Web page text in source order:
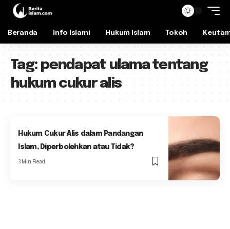
Beranda Info Islami Hukum Islam Tokoh
Tag: pendapat ulama tentang
hukum cukur alis
Hukum Cukur Alis dalam Pandangan
Islam, Diperbolehkan atau Tidak?
3 Min Read